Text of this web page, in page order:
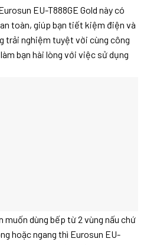
EU-T888GE Gold này có
toàn, giúp bạn tiết kiệm điện và
trải nghiệm tuyệt vời cùng công
bạn hài lòng với việc sử dụng
muốn dùng bếp từ 2 vùng nấu chứ
hoặc ngang thì Eurosun EU-